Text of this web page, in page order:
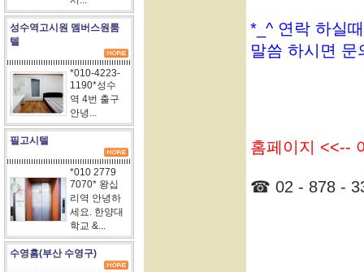
성수역고시원 멤버스원룸
텔
*010-4223-
1190*성수
역 4번 출구
안녕...
필고시텔
*010 2779
7070* 왕십
리역 안녕하
세요. 한양대
학교 &...
수영홈(부산 수영구)
*_^ 연락 하실
말씀 하시면 문
홈페이지 <<--
☎ 02 - 878 -